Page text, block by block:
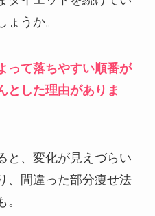
ょうか。
って落ちやすい順番が
とした理由がありま
と、変化が見えづらい
、間違った部分痩せ法